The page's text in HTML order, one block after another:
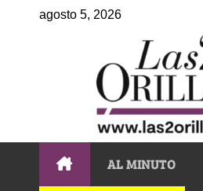
agosto 5, 2026
AL MINUTO